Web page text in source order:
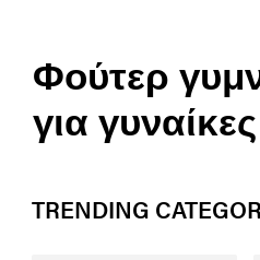
Φούτερ
για γυναίκες
TRENDING